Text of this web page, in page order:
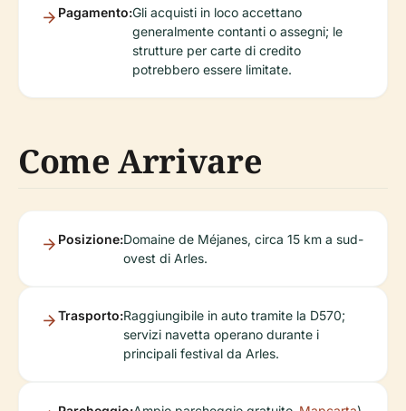
Pagamento:Gli acquisti in loco accettano
generalmente contanti o assegni; le
strutture per carte di credito
potrebbero essere limitate.
Come Arrivare
Posizione:Domaine de Méjanes, circa 15 km a sud-
ovest di Arles.
Trasporto:Raggiungibile in auto tramite la D570;
servizi navetta operano durante i
principali festival da Arles.